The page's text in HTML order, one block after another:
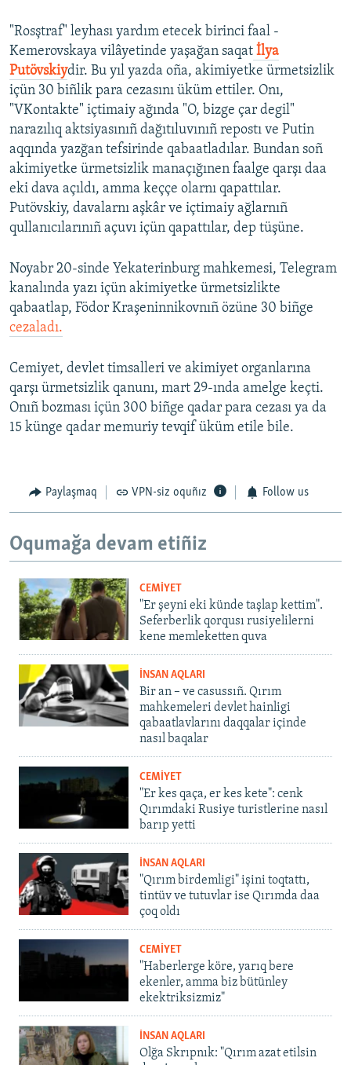
"Rosştraf" leyhası yardım etecek birinci faal -
Kemerovskaya vilâyetinde yaşağan saqat İlya
Putövskiydir. Bu yıl yazda oña, akimiyetke ürmetsizlik
içün 30 biñlik para cezasını üküm ettiler. Onı,
"VKontakte" içtimaiy ağında "O, bizge çar degil"
narazılıq aktsiyasınıñ dağıtıluvınıñ repostı ve Putin
aqqında yazğan tefsirinde qabaatladılar. Bundan soñ
akimiyetke ürmetsizlik manaçığınen faalge qarşı daa
eki dava açıldı, amma keççe olarnı qapattılar.
Putövskiy, davalarnı aşkâr ve içtimaiy ağlarnıñ
qullanıcılarınıñ açuvı içün qapattılar, dep tüşüne.
Noyabr 20-sinde Yekaterinburg mahkemesi, Telegram
kanalında yazı içün akimiyetke ürmetsizlikte
qabaatlap, Födor Kraşeninnikovnıñ özüne 30 biñge
cezaladı.
Cemiyet, devlet timsalleri ve akimiyet organlarına
qarşı ürmetsizlik qanunı, mart 29-ında amelge keçti.
Onıñ bozması içün 300 biñge qadar para cezası ya da
15 künge qadar memuriy tevqif üküm etile bile.
Paylaşmaq VPN-siz oquñız Follow us
Oqumağa devam etiñiz
CEMİYET
"Er şeyni eki künde taşlap kettim".
Seferberlik qorqusı rusiyelilerni
kene memleketten quva
İNSAN AQLARI
Bir an – ve casussıñ. Qırım
mahkemeleri devlet hainligi
qabaatlavlarını daqqalar içinde
nasıl baqalar
CEMİYET
"Er kes qaça, er kes kete": cenk
Qırımdaki Rusiye turistlerine nasıl
barıp yetti
İNSAN AQLARI
"Qırım birdemligi" işini toqtattı,
tintüv ve tutuvlar ise Qırımda daa
çoq oldı
CEMİYET
"Haberlerge köre, yarıq bere
ekenler, amma biz bütünley
ekektriksizmiz"
İNSAN AQLARI
Olğa Skrıpnık: "Qırım azat etilsin